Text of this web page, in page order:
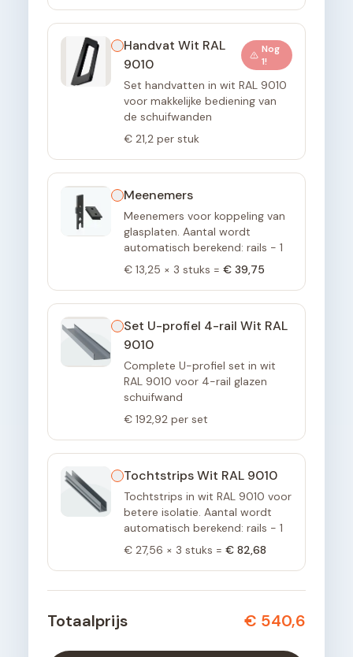
Handvat Wit RAL
9010
Nog
1!
Set handvatten in wit RAL 9010
voor makkelijke bediening van
de schuifwanden
€ 21,2 per stuk
Meenemers
Meenemers voor koppeling van
glasplaten. Aantal wordt
automatisch berekend: rails - 1
€ 13,25 × 3 stuks = € 39,75
Set U-profiel 4-rail Wit RAL
9010
Complete U-profiel set in wit
RAL 9010 voor 4-rail glazen
schuifwand
€ 192,92 per set
Tochtstrips Wit RAL 9010
Tochtstrips in wit RAL 9010 voor
betere isolatie. Aantal wordt
automatisch berekend: rails - 1
€ 27,56 × 3 stuks = € 82,68
Totaalprijs € 540,6